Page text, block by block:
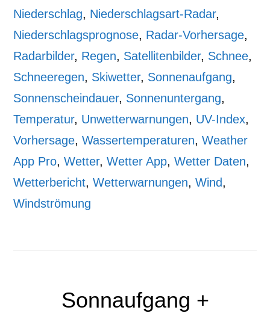
Niederschlag, Niederschlagsart-Radar,
Niederschlagsprognose, Radar-Vorhersage,
Radarbilder, Regen, Satellitenbilder, Schnee,
Schneeregen, Skiwetter, Sonnenaufgang,
Sonnenscheindauer, Sonnenuntergang,
Temperatur, Unwetterwarnungen, UV-Index,
Vorhersage,Wassertemperaturen,Weather
App Pro,Wetter,Wetter App,Wetter Daten,
Wetterbericht,Wetterwarnungen,Wind,
Windströmung
Sonnaufgang +